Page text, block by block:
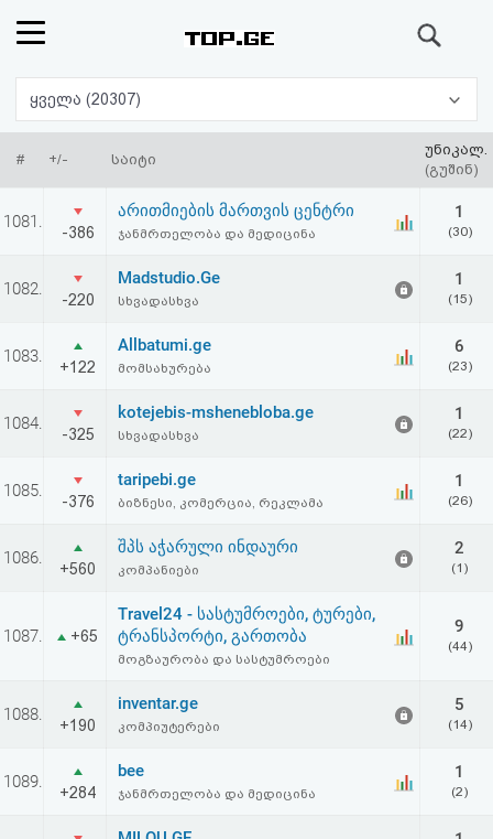
რეიტინგი
(მთავარი)
ფოსტა
პასუხი
ავტორიზაცია
რეგისტრაცია
პაროლის
აღდგენა
HTML
სალიცენზიო
შეთანხმება
პასუხისმგებლობის
უარყოფა
ყველა (20307)
# +/- საიტი
უნიკალ.
(გუშინ)
1081.
-386
არითმიების მართვის ცენტრი
ჯანმრთელობა და მედიცინა
1
(30)
1082.
-220
Madstudio.Ge
სხვადასხვა
1
(15)
1083.
+122
Allbatumi.ge
მომსახურება
6
(23)
1084.
-325
kotejebis-mshenebloba.ge
სხვადასხვა
1
(22)
1085.
-376
taripebi.ge
ბიზნესი, კომერცია, რეკლამა
1
(26)
1086.
+560
შპს აჭარული ინდაური
კომპანიები
2
(1)
1087. +65
Travel24 - სასტუმროები, ტურები,
ტრანსპორტი, გართობა
მოგზაურობა და სასტუმროები
9
(44)
1088.
+190
inventar.ge
კომპიუტერები
5
(14)
1089.
+284
bee
ჯანმრთელობა და მედიცინა
1
(2)